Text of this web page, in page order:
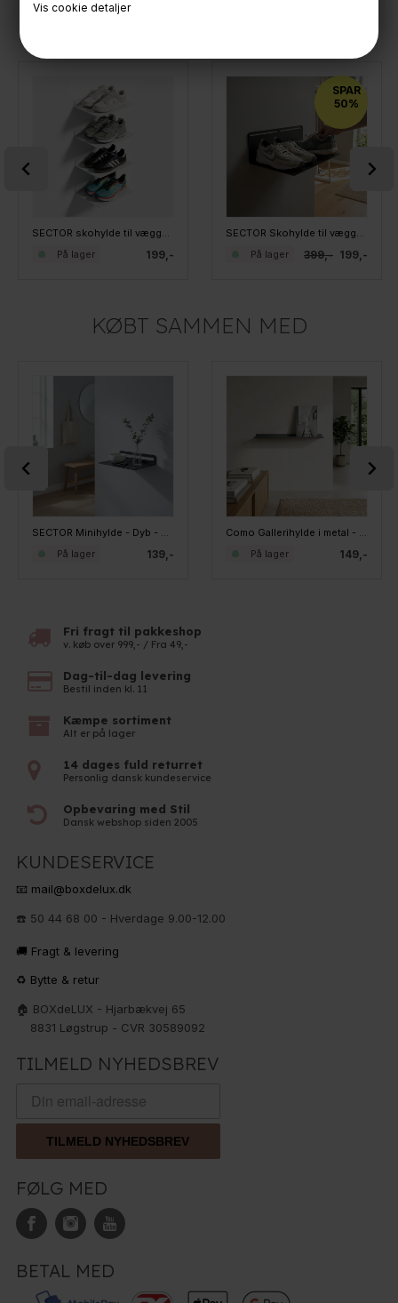
Vis cookie detaljer
199,-
På lager
SPAR
50%
399,- 199,-
På lager
KØBT SAMMEN MED
139,-
På lager 149,-
På lager
Fri fragt til pakkeshop
v. køb over 999,- / Fra 49,-
Dag-til-dag levering
Bestil inden kl. 11
Kæmpe sortiment
Alt er på lager
14 dages fuld returret
Personlig dansk kundeservice
Opbevaring med Stil
Dansk webshop siden 2005
KUNDESERVICE
📧 mail@boxdelux.dk
☎️ 50 44 68 00 - Hverdage 9.00-12.00
🚚 Fragt & levering
♻️ Bytte & retur
🏠 BOXdeLUX - Hjarbækvej 65
8831 Løgstrup - CVR 30589092
TILMELD NYHEDSBREV
TILMELD NYHEDSBREV
FØLG MED
BETAL MED